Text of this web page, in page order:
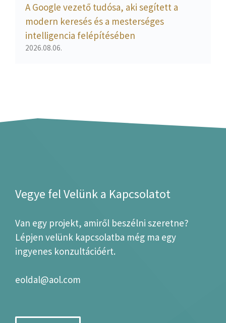
A Google vezető tudósa, aki segített a
modern keresés és a mesterséges
intelligencia felépítésében
2026.08.06.
Vegye fel Velünk a Kapcsolatot
Van egy projekt, amiről beszélni szeretne?
Lépjen velünk kapcsolatba még ma egy
ingyenes konzultációért.
eoldal@aol.com